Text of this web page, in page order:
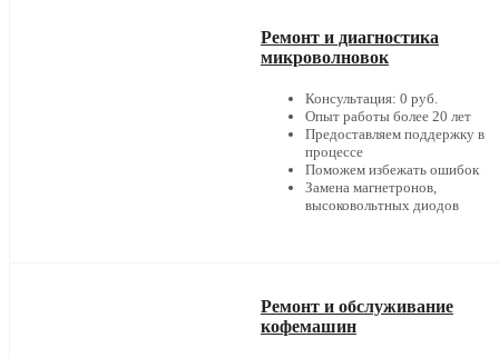
Ремонт и диагностика
микроволновок
Консультация: 0 руб.
Опыт работы более 20 лет
Предоставляем поддержку в
процессе
Поможем избежать ошибок
Замена магнетронов,
высоковольтных диодов
Ремонт и обслуживание
кофемашин